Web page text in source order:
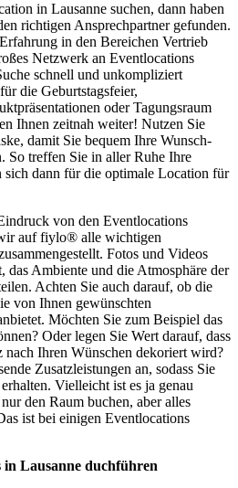
in Lausanne suchen, dann haben
richtigen Ansprechpartner gefunden.
in den Bereichen Vertrieb
Netzwerk an Eventlocations
schnell und unkompliziert
die Geburtstagsfeier,
oder Tagungsraum
Ihnen zeitnah weiter! Nutzen Sie
damit Sie bequem Ihre Wunsch-
So treffen Sie in aller Ruhe Ihre
sich dann für die optimale Location für
von den Eventlocations
auf fiylo® alle wichtigen
Fotos und Videos
das Ambiente und die Atmosphäre der
Achten Sie auch darauf, ob die
von Ihnen gewünschten
Möchten Sie zum Beispiel das
Oder legen Sie Wert darauf, dass
nach Ihren Wünschen dekoriert wird?
Zusatzleistungen an, sodass Sie
Vielleicht ist es ja genau
den Raum buchen, aber alles
ist bei einigen Eventlocations
Lausanne duchführen